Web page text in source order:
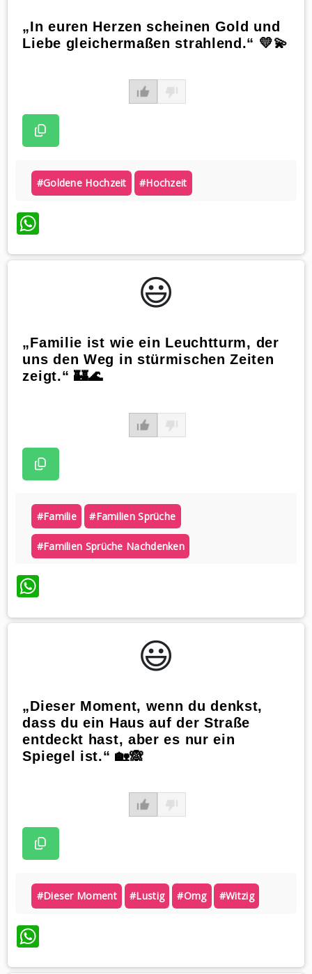
„In euren Herzen scheinen Gold und
Liebe gleichermaßen strahlend.“ 💛💫
#goldene Hochzeit #hochzeit
WhatsApp
😃️
„Familie ist wie ein Leuchtturm, der
uns den Weg in stürmischen Zeiten
zeigt.“ 🏰🌊
#familie #familien Sprüche
#familien Sprüche Nachdenken
WhatsApp
😃️
„Dieser Moment, wenn du denkst,
dass du ein Haus auf der Straße
entdeckt hast, aber es nur ein
Spiegel ist.“ 🏡🙈
#dieser Moment #lustig #omg #witzig
WhatsApp